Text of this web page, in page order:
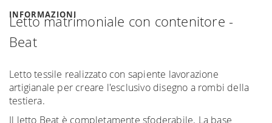
INFORMAZIONI
Letto matrimoniale con contenitore -
Beat
Letto tessile realizzato con sapiente lavorazione
artigianale per creare l'esclusivo disegno a rombi della
testiera.
Il letto Beat è completamente sfoderabile. La base